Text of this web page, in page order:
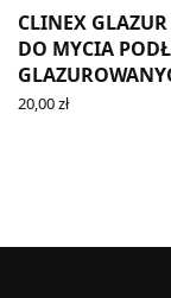
CLINEX
DO MYCIA
20,00zł